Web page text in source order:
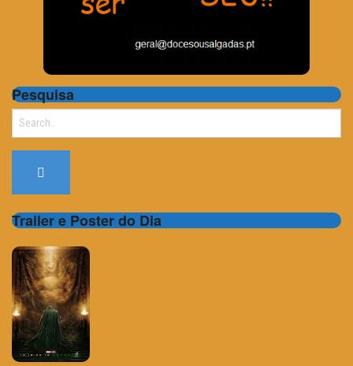
Pesquisa
Search
Trailer e Poster do Dia